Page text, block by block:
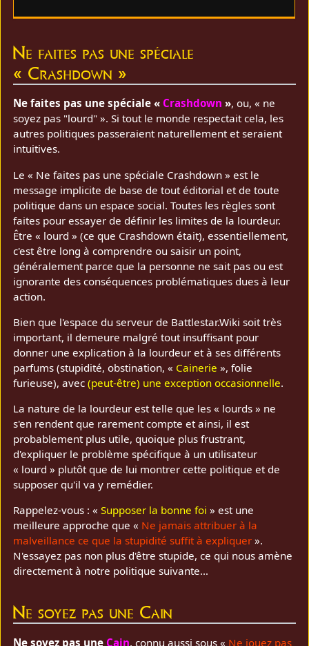
Ne faites pas une spéciale
« Crashdown »
Ne faites pas une spéciale « Crashdown », ou, « ne
soyez pas "lourd" ». Si tout le monde respectait cela, les
autres politiques passeraient naturellement et seraient
intuitives.
Le « Ne faites pas une spéciale Crashdown » est le
message implicite de base de tout éditorial et de toute
politique dans un espace social. Toutes les règles sont
faites pour essayer de définir les limites de la lourdeur.
Être « lourd » (ce que Crashdown était), essentiellement,
c'est être long à comprendre ou saisir un point,
généralement parce que la personne ne sait pas ou est
ignorante des conséquences problématiques dues à leur
action.
Bien que l'espace du serveur de Battlestar.Wiki soit très
important, il demeure malgré tout insuffisant pour
donner une explication à la lourdeur et à ses différents
parfums (stupidité, obstination, « Cainerie », folie
furieuse), avec(peut-être) une exception occasionnelle.
La nature de la lourdeur est telle que les « lourds » ne
s'en rendent que rarement compte et ainsi, il est
probablement plus utile, quoique plus frustrant,
d'expliquer le problème spécifique à un utilisateur
« lourd » plutôt que de lui montrer cette politique et de
supposer qu'il va y remédier.
Rappelez-vous : «Supposer la bonne foi » est une
meilleure approche que « Ne jamais attribuer à la
malveillance ce que la stupidité suffit à expliquer ».
N'essayez pas non plus d'être stupide, ce qui nous amène
directement à notre politique suivante…
Ne soyez pas une Cain
Ne soyez pas une Cain, connu aussi sous « Ne jouez pas